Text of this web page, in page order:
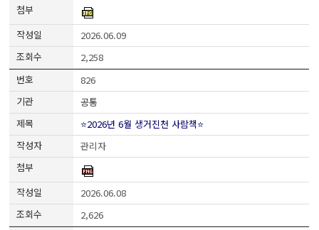
2026.06.09
2,258
826
공통
⭐2026년 6월 생거진천 사람책⭐
관리자
2026.06.08
2,626